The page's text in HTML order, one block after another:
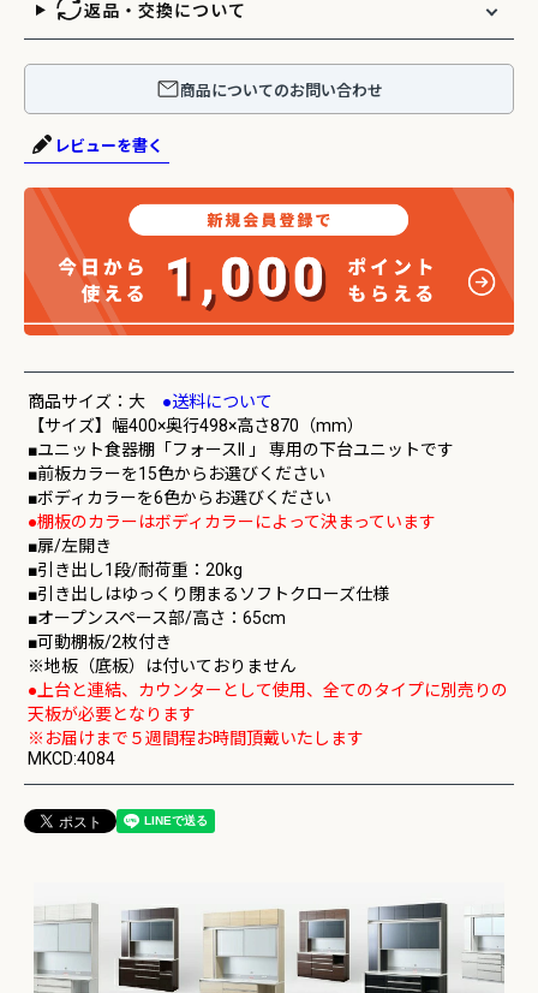
返品・交換について
商品についてのお問い合わせ
レビューを書く
商品サイズ：大 ●送料について
【サイズ】幅400×奥行498×高さ870（mm）
■ユニット食器棚「フォースll 」 専用の下台ユニットです
■前板カラーを15色からお選びください
■ボディカラーを6色からお選びください
●棚板のカラーはボディカラーによって決まっています
■扉/左開き
■引き出し1段/耐荷重：20kg
■引き出しはゆっくり閉まるソフトクローズ仕様
■オープンスペース部/高さ：65cm
■可動棚板/2枚付き
※地板（底板）は付いておりません
●上台と連結、カウンターとして使用、全てのタイプに別売りの
天板が必要となります
※お届けまで５週間程お時間頂戴いたします
MKCD:4084